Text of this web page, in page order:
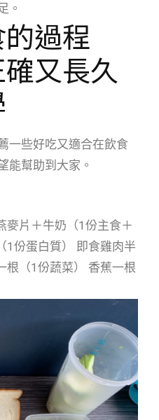
。
過程
又長久
一些好吃又適合在飲食
能幫助到大家。
麥片＋牛奶（1份主食＋
1份蛋白質） 即食雞肉半
根（1份蔬菜） 香蕉一根